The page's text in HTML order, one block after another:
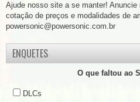
Ajude nosso site a se manter!
cotação de preços e modalidades de
powersonic@powersonic.com.br
ENQUETES
O que faltou ao
DLCs